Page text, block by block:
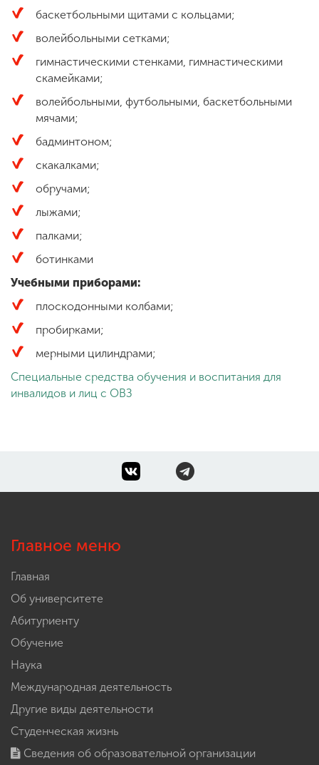
баскетбольными щитами с кольцами;
волейбольными сетками;
гимнастическими стенками, гимнастическими
скамейками;
волейбольными, футбольными, баскетбольными
мячами;
бадминтоном;
скакалками;
обручами;
лыжами;
палками;
ботинками
Учебными приборами:
плоскодонными колбами;
пробирками;
мерными цилиндрами;
Специальные средства обучения и воспитания для
инвалидов и лиц с ОВЗ
Главное меню
Главная
Об университете
Абитуриенту
Обучение
Наука
Международная деятельность
Другие виды деятельности
Студенческая жизнь
Сведения об образовательной организации